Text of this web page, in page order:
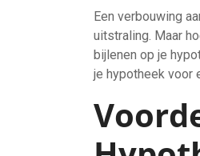
Een verbouwing
uitstraling. Maar
bijlenen op je
je hypotheek voor